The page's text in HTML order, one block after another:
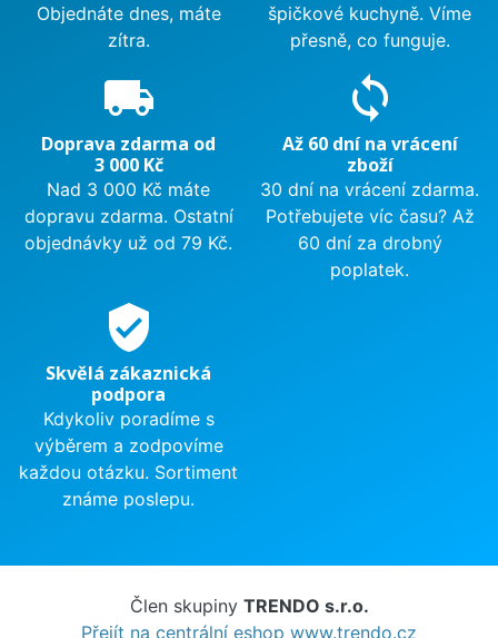
Objednáte dnes, máte
zítra.
špičkové kuchyně. Víme
přesně, co funguje.
local_shipping
Doprava zdarma od
3 000 Kč
Nad 3 000 Kč máte
dopravu zdarma. Ostatní
objednávky už od 79 Kč.
sync
Až 60 dní na vrácení
zboží
30 dní na vrácení zdarma.
Potřebujete víc času? Až
60 dní za drobný
poplatek.
verified_user
Skvělá zákaznická
podpora
Kdykoliv poradíme s
výběrem a zodpovíme
každou otázku. Sortiment
známe poslepu.
Člen skupiny TRENDO s.r.o.
Přejít na centrální eshop www.trendo.cz